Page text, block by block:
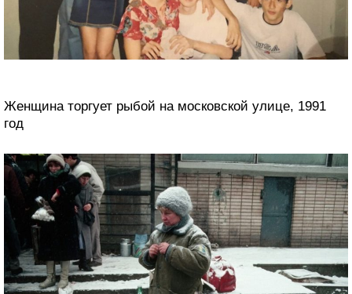
Женщина торгует рыбой на московской улице, 1991
год